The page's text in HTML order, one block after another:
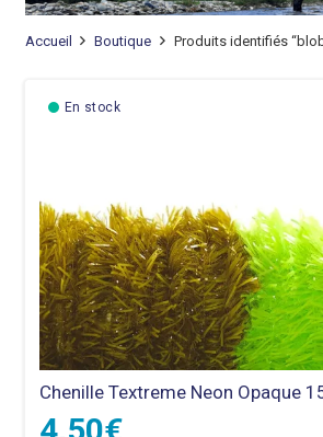
Accueil Boutique Produits identifiés
Chenille Textreme Neon Opaque
En stock